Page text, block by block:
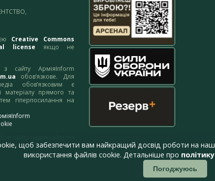
Creative Commons
license якщо не
з сайту АрміяInform
обов’язкове. Для
обов’язковим є
прямого та
гіперпосилання на
щоб забезпечити вам найкращий досвід роботи на
використання файлів cookie. Детальніше про
Погоджуюсь